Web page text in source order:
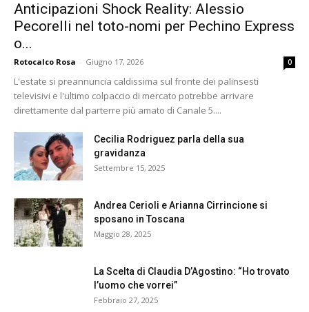
Anticipazioni Shock Reality: Alessio
Pecorelli nel toto-nomi per Pechino Express
o...
Rotocalco Rosa - Giugno 17, 2026 0
L'estate si preannuncia caldissima sul fronte dei palinsesti
televisivi e l'ultimo colpaccio di mercato potrebbe arrivare
direttamente dal parterre più amato di Canale 5....
Cecilia Rodriguez parla della sua
gravidanza
Settembre 15, 2025
Andrea Cerioli e Arianna Cirrincione si
sposano in Toscana
Maggio 28, 2025
La Scelta di Claudia D’Agostino: “Ho trovato
l’uomo che vorrei”
Febbraio 27, 2025